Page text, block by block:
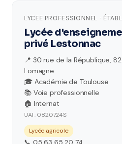
LYCEE PROFESSIONNEL ·
Lycée
privé Lestonnac
📍 30 rue de la République,
Lomagne
🎓 Académie de Toulouse
📚 Voie professionnelle
🏠 Internat
UAI : 0820724S
Lycée agricole
📞 05 63 65 20 74